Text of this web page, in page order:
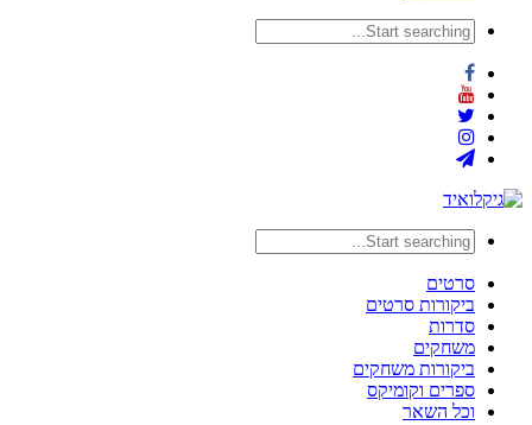
סרטים
ביקורות סרטים
סדרות
משחקים
ביקורות משחקים
ספרים וקומיקס
וכל השאר